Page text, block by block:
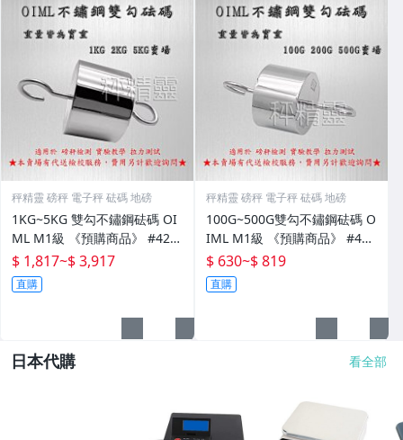
秤精靈 磅秤 電子秤 砝碼 地磅
1KG~5KG 雙勾不鏽鋼砝碼 OI
ML M1級 《預購商品》 #420
不銹鋼 砝碼 課堂教具 實驗室
檢測 磅秤校正 砝碼 拉力【秤
精靈】
$ 1,817~$ 3,917
直購
秤精靈 磅秤 電子秤 砝碼 地磅
100G~500G雙勾不鏽鋼砝碼 O
IML M1級 《預購商品》 #420
不銹鋼 砝碼 課堂教具 實驗室
檢測 磅秤校正 砝碼 拉力【秤
精靈】
$ 630~$ 819
直購
日本代購 看全部